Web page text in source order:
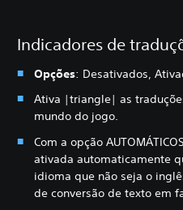
Indicadores de
Opções: Desativados,
Ativa |triangle| as
mundo do jogo.
Com a opção
ativada automaticamente
idioma que não seja o
de conversão de texto em